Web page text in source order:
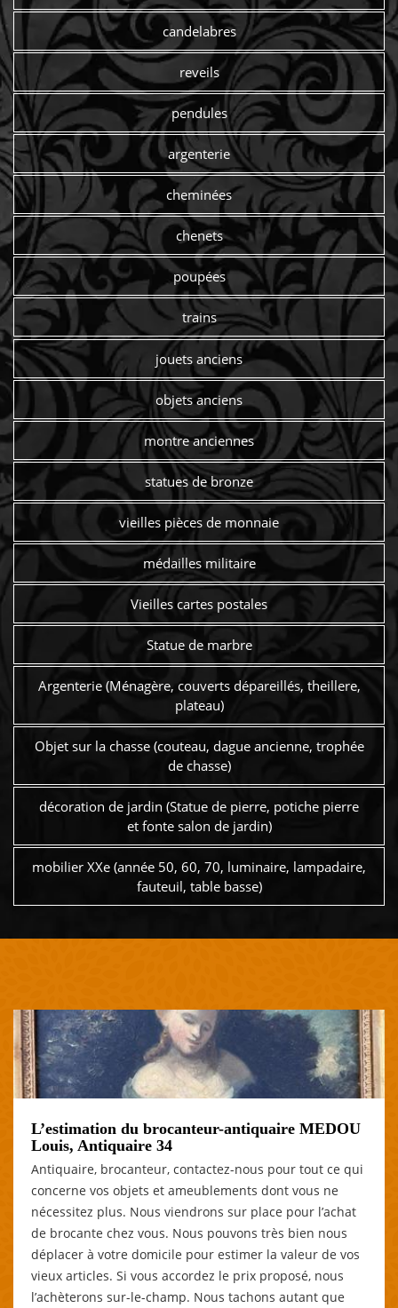
candelabres
reveils
pendules
argenterie
cheminées
chenets
poupées
trains
jouets anciens
objets anciens
montre anciennes
statues de bronze
vieilles pièces de monnaie
médailles militaire
Vieilles cartes postales
Statue de marbre
Argenterie (Ménagère, couverts dépareillés, theillere,
plateau)
Objet sur la chasse (couteau, dague ancienne, trophée
de chasse)
décoration de jardin (Statue de pierre, potiche pierre
et fonte salon de jardin)
mobilier XXe (année 50, 60, 70, luminaire, lampadaire,
fauteuil, table basse)
L’estimation du brocanteur-antiquaire MEDOU
Louis, Antiquaire 34
Antiquaire, brocanteur, contactez-nous pour tout ce qui
concerne vos objets et ameublements dont vous ne
nécessitez plus. Nous viendrons sur place pour l’achat
de brocante chez vous. Nous pouvons très bien nous
déplacer à votre domicile pour estimer la valeur de vos
vieux articles. Si vous accordez le prix proposé, nous
l’achèterons sur-le-champ. Nous tachons autant que